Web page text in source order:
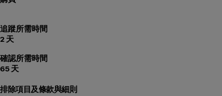
追蹤所需時間
2 天
確認所需時間
65 天
排除項目及條款與細則